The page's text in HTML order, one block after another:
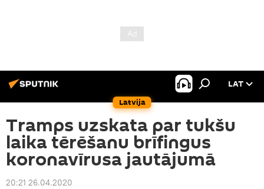
Latvija
LAT
Tramps uzskata par tukšu
laika tērēšanu brīfingus
koronavīrusa jautājumā
20:21 26.04.2020